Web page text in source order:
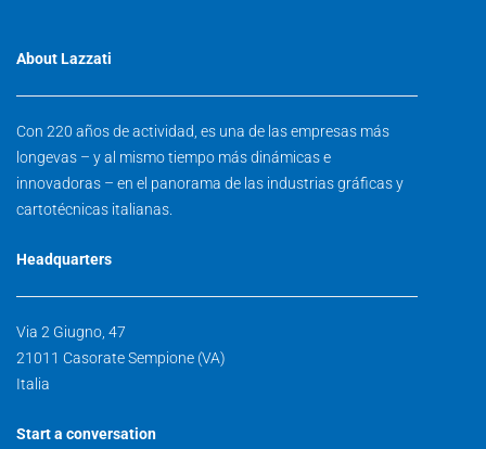
About Lazzati
Con 220 años de actividad, es una de las empresas más
longevas – y al mismo tiempo más dinámicas e
innovadoras – en el panorama de las industrias gráficas y
cartotécnicas italianas.
Headquarters
Via 2 Giugno, 47
21011 Casorate Sempione (VA)
Italia
Start a conversation